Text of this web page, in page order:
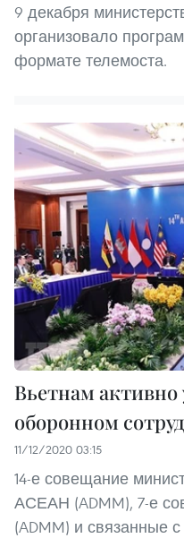
9 декабря
организовало
формате телемоста.
Вьетнам активно
оборонном
11/12/2020 03:15
14-е совещание
АСЕАН (ADMM), 7-е
(ADMM) и связанные